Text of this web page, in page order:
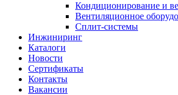
Кондиционирование и
Вентиляционное
Сплит-системы
Инжиниринг
Каталоги
Новости
Сертификаты
Контакты
Вакансии